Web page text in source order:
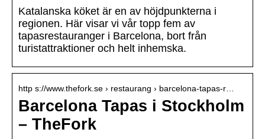
Katalanska köket är en av höjdpunkterna i
regionen. Här visar vi vår topp fem av
tapasrestauranger i Barcelona, bort från
turistattraktioner och helt inhemska.
http s://www.thefork.se › restaurang › barcelona-tapas-r…
Barcelona Tapas i Stockholm
– TheFork